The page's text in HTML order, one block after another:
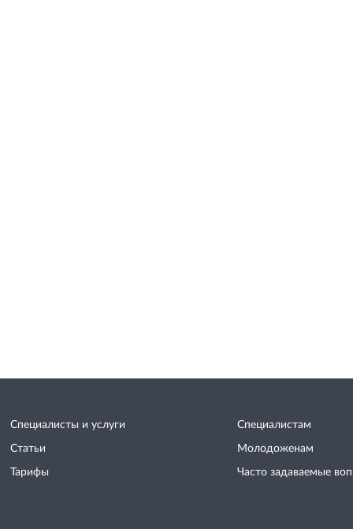
Специалисты и услуги
Статьи
Тарифы
Специалистам
Молодоженам
Часто задаваемые